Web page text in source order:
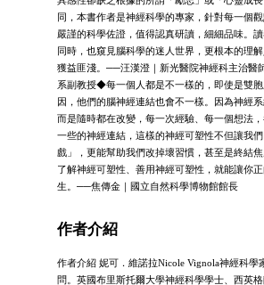
同，本書作者是神經科學的專家，針對每一個
嚴謹的科學佐證，值得認真研讀，細細品味。
同時，也窺見腦科學的迷人世界，更根本的理
獲益匪淺。──汪漢澄｜新光醫院神經科主治醫
系副教授◆每一個人都是不一樣的，即使是雙
因，他們的腦神經連結也會不一樣。因為神經系
而是隨時都在改變，每一次經驗、每一個想法
一些的神經連結，這樣的神經可塑性不但讓我
戲」，更能幫助我們改掉壞習慣，甚至是終結焦
了解神經可塑性、善用神經可塑性，就能讓你
生。──焦傳金｜國立自然科學博物館館長
作者介紹
作者介紹 妮可．維諾拉Nicole Vignola神經科學
問。英國布里斯托爾大學神經科學學士、西英